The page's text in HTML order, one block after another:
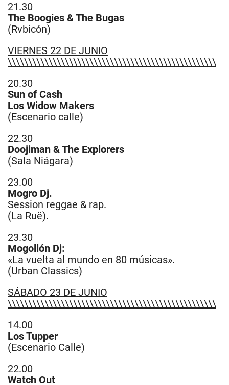
21.30
The Boogies & The Bugas
(Rvbicón)
VIERNES 22 DE JUNIO
\\\\\\\\\\\\\\\\\\\\\\\\\\\\\\\\\\\\\\\\\\\\\\\\\\\
20.30
Sun of Cash
Los Widow Makers
(Escenario calle)
22.30
Doojiman & The Explorers
(Sala Niágara)
23.00
Mogro Dj.
Session reggae & rap.
(La Ruë).
23.30
Mogollón Dj:
«La vuelta al mundo en 80 músicas».
(Urban Classics)
​SÁBADO 23 DE JUNIO
\\\\\\\\\\\\\\\\\\\\\\\\\\\\\\\\\\\\\\\\\\\\\\\\\\\
14.00
Los Tupper
(Escenario Calle)
22.00
Watch Out